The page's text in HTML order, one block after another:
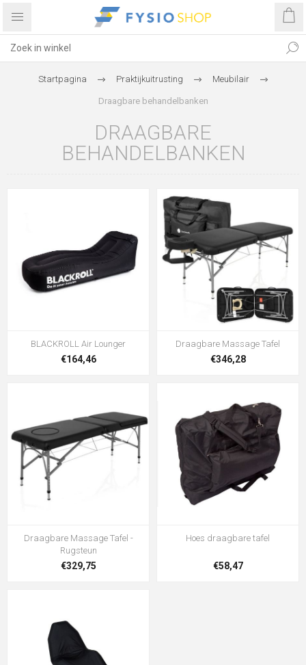
Startpagina Praktijkuitrusting Meubilair
Draagbare behandelbanken
DRAAGBARE
BEHANDELBANKEN
BLACKROLL Air Lounger
€164,46
Draagbare Massage Tafel
€346,28
Draagbare Massage Tafel -
Rugsteun
€329,75
Hoes draagbare tafel
€58,47